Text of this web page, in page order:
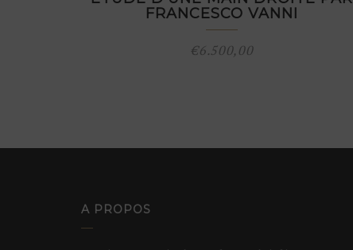
FRANCESCO VANNI
€6.500,00
A PROPOS